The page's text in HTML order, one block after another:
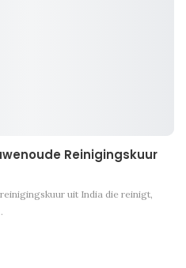
Reinigingskuur
uit India die reinigt,